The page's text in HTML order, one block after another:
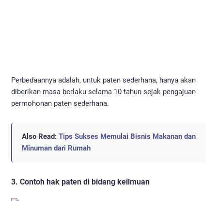
Perbedaannya adalah, untuk paten sederhana, hanya akan
diberikan masa berlaku selama 10 tahun sejak pengajuan
permohonan paten sederhana.
Also Read: Tips Sukses Memulai Bisnis Makanan dan
Minuman dari Rumah
3. Contoh hak paten di bidang keilmuan